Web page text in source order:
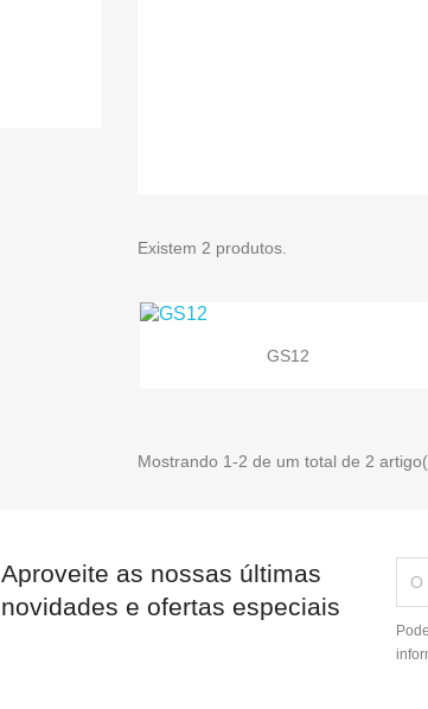
Existem 2 produtos.
Vista rápida
GS12
Mostrando 1-2 de um total de 2
Aproveite as nossas últimas
novidades e ofertas especiais